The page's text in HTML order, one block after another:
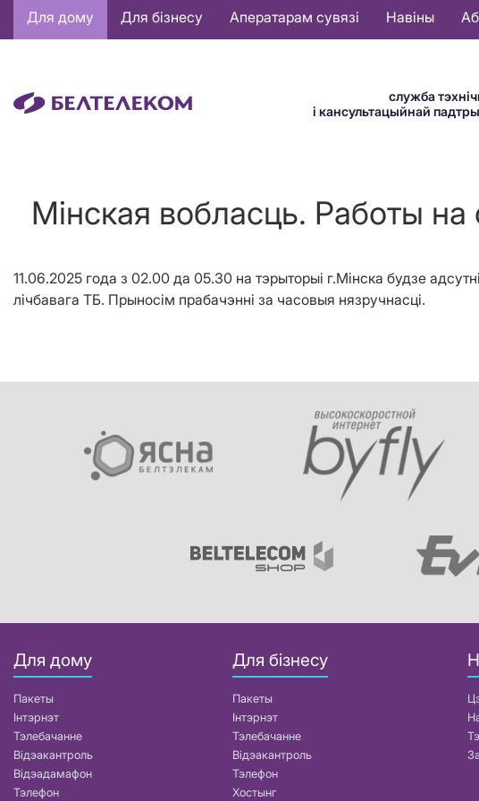
Основная
навигация
Для дому Для бізнесу Аператарам сувязі Навіны Аб
служба
і кансультацыйнай
Мінская вобласць. Работы
11.06.2025 года з 02.00 да 05.30 на тэрыторыі г.Мінска будзе
лічбавага ТБ. Прыносім прабачэнні за часовыя нязручнасці.
Для дому
Пакеты
Інтэрнэт
Тэлебачанне
Відэакантроль
Відэадамафон
Тэлефон
Для бізнесу
Пакеты
Інтэрнэт
Тэлебачанне
Відэакантроль
Тэлефон
Хостынг